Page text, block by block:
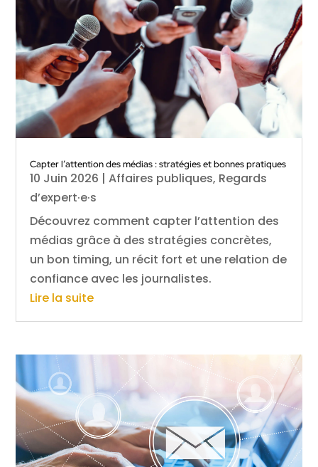
Capter l’attention des médias : stratégies et bonnes pratiques
10 Juin 2026 |Affaires publiques, Regards
d’expert·e·s
Découvrez comment capter l’attention des
médias grâce à des stratégies concrètes,
un bon timing, un récit fort et une relation de
confiance avec les journalistes.
Lire la suite